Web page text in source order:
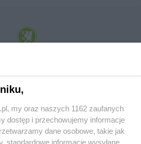
z o.o. Internetowy Serwis Informacyjny Miasta
my oraz naszych 1162 zaufanych
dostęp i przechowujemy informacje
dane osobowe, takie jak
standardowe informacje wysyłane